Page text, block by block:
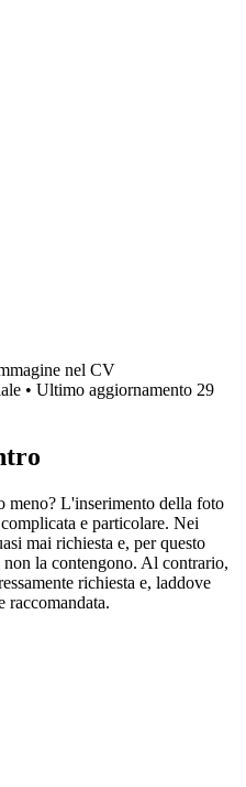
nel CV
• Ultimo aggiornamento 29
meno? L'inserimento della foto
e particolare. Nei
mai richiesta e, per questo
la contengono. Al contrario,
richiesta e, laddove
raccomandata.